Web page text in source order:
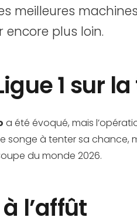
meilleures
encore plus loin.
1 sur
a été évoqué, mais
songe à tenter sa chance,
du monde 2026.
à l’affût